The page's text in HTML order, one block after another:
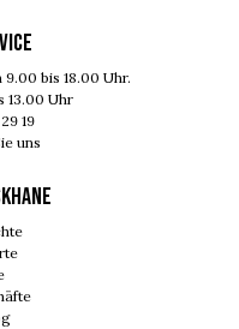
bis 18.00 Uhr.
13.00 Uhr
19
uns